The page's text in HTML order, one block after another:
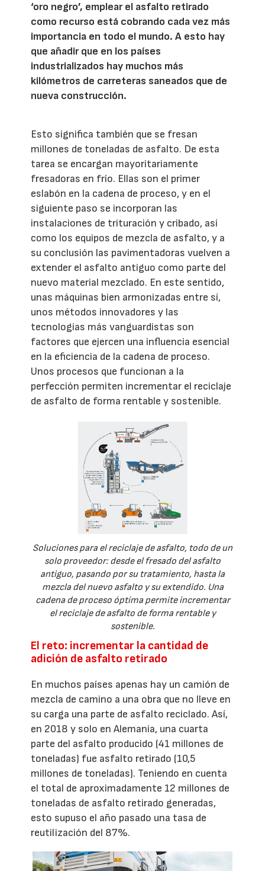
‘oro negro’, emplear el asfalto retirado
como recurso está cobrando cada vez más
importancia en todo el mundo. A esto hay
que añadir que en los países
industrializados hay muchos más
kilómetros de carreteras saneados que de
nueva construcción.
Esto significa también que se fresan
millones de toneladas de asfalto. De esta
tarea se encargan mayoritariamente
fresadoras en frío. Ellas son el primer
eslabón en la cadena de proceso, y en el
siguiente paso se incorporan las
instalaciones de trituración y cribado, así
como los equipos de mezcla de asfalto, y a
su conclusión las pavimentadoras vuelven a
extender el asfalto antiguo como parte del
nuevo material mezclado. En este sentido,
unas máquinas bien armonizadas entre sí,
unos métodos innovadores y las
tecnologías más vanguardistas son
factores que ejercen una influencia esencial
en la eficiencia de la cadena de proceso.
Unos procesos que funcionan a la
perfección permiten incrementar el reciclaje
de asfalto de forma rentable y sostenible.
Soluciones para el reciclaje de asfalto, todo de un
solo proveedor: desde el fresado del asfalto
antiguo, pasando por su tratamiento, hasta la
mezcla del nuevo asfalto y su extendido. Una
cadena de proceso óptima permite incrementar
el reciclaje de asfalto de forma rentable y
sostenible.
El reto: incrementar la cantidad de
adición de asfalto retirado
En muchos países apenas hay un camión de
mezcla de camino a una obra que no lleve en
su carga una parte de asfalto reciclado. Así,
en 2018 y solo en Alemania, una cuarta
parte del asfalto producido (41 millones de
toneladas) fue asfalto retirado (10,5
millones de toneladas). Teniendo en cuenta
el total de aproximadamente 12 millones de
toneladas de asfalto retirado generadas,
esto supuso el año pasado una tasa de
reutilización del 87%.